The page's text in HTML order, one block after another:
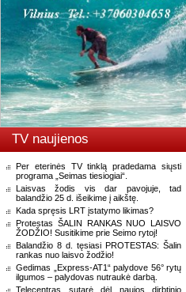
TV naujienos
Per eterinės TV tinklą pradedama siųsti
programa „Seimas tiesiogiai“.
Laisvas žodis vis dar pavojuje, tad
balandžio 25 d. išeikime į aikštę.
Kada spręsis LRT įstatymo likimas?
Protestas ŠALIN RANKAS NUO LAISVO
ŽODŽIO! Susitikime prie Seimo rytoj!
Balandžio 8 d. tęsiasi PROTESTAS: Šalin
rankas nuo laisvo žodžio!
Gedimas „Express-AT1“ palydove 56° rytų
ilgumos – palydovas nutraukė darbą.
Telecentras sutarė dėl naujos dirbtinio